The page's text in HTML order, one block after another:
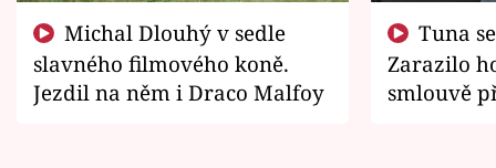
slavného filmového koně.
Jezdil na něm i Draco Malfoy
Zarazilo
smlouvě